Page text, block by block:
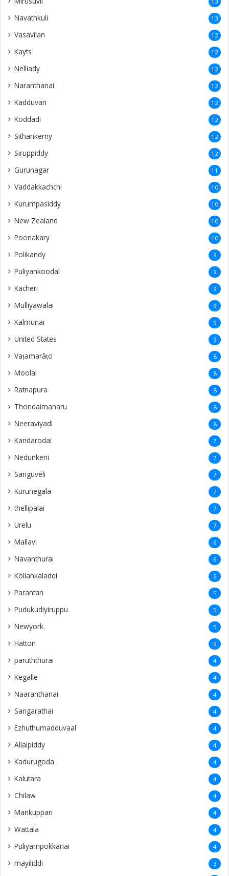
Navathkuli 13
Vasavilan 12
Kayts 12
Nelliady 12
Naranthanai 12
Kadduvan 12
Koddadi 12
Sithankerny 12
Siruppiddy 12
Gurunagar 11
Vaddakkachchi 10
Kurumpasiddy 10
New Zealand 10
Poonakary 10
Polikandy 9
Puliyankoodal 9
Kacheri 9
Mulliyawalai 9
Kalmunai 9
United States 9
Vaṭamarāṭci 8
Moolai 8
Ratnapura 8
Thondaimanaru 8
Neeraviyadi 8
Kandarodai 7
Nedunkeni 7
Sanguveli 7
Kurunegala 7
thellipalai 7
Urelu 7
Mallavi 6
Navanthurai 6
Kollankaladdi 6
Parantan 5
Pudukudiyiruppu 5
Newyork 5
Hatton 5
paruththurai 4
Kegalle 4
Naaranthanai 4
Sangarathai 4
Ezhuthumadduvaal 4
Allaipiddy 4
Kadurugoda 4
Kalutara 4
Chilaw 4
Mankuppan 4
Wattala 4
Puliyampokkanai 4
mayiliddi 3